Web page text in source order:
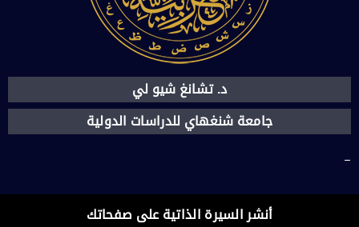
د. تشانغ شيو لي
جامعة شنغهاي للدراسات الدولية
–
أنشر السيرة الذاتية على صفحاتك